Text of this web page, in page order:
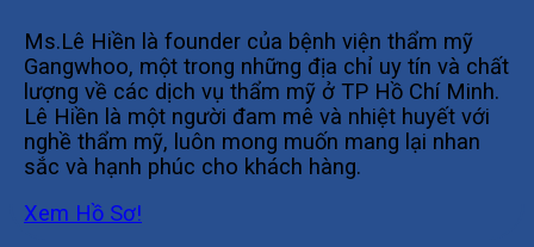
Ms.Lê Hiền là founder của bệnh viện thẩm mỹ
Gangwhoo, một trong những địa chỉ uy tín và chất
lượng về các dịch vụ thẩm mỹ ở TP Hồ Chí Minh.
Lê Hiền là một người đam mê và nhiệt huyết với
nghề thẩm mỹ, luôn mong muốn mang lại nhan
sắc và hạnh phúc cho khách hàng.
Xem Hồ Sơ!